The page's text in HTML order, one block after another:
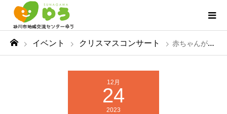
イベント クリスマスコンサート 赤ちゃんが泣いても大丈夫！「ゆりかごコンサート X’smas ver.」
12月
24
2023